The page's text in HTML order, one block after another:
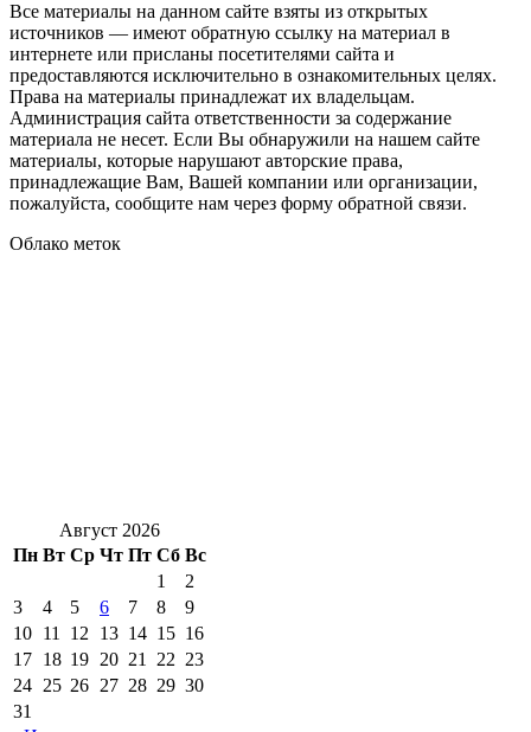
Все материалы на данном сайте взяты из открытых
источников — имеют обратную ссылку на материал в
интернете или присланы посетителями сайта и
предоставляются исключительно в ознакомительных целях.
Права на материалы принадлежат их владельцам.
Администрация сайта ответственности за содержание
материала не несет. Если Вы обнаружили на нашем сайте
материалы, которые нарушают авторские права,
принадлежащие Вам, Вашей компании или организации,
пожалуйста, сообщите нам через форму обратной связи.
Облако меток
Август 2026
Пн Вт Ср Чт Пт Сб Вс
1
2
3
4 5 6 7 8
9
10 11 12 13 14 15 16
17 18 19 20 21 22 23
24 25 26 27 28 29 30
31